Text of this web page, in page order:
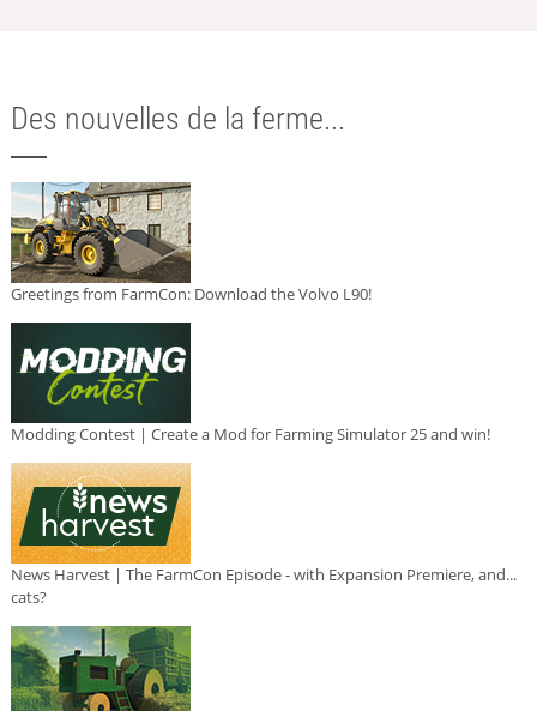
Des nouvelles de la ferme...
Greetings from FarmCon: Download the Volvo L90!
Modding Contest | Create a Mod for Farming Simulator 25 and win!
News Harvest | The FarmCon Episode - with Expansion Premiere, and...
cats?